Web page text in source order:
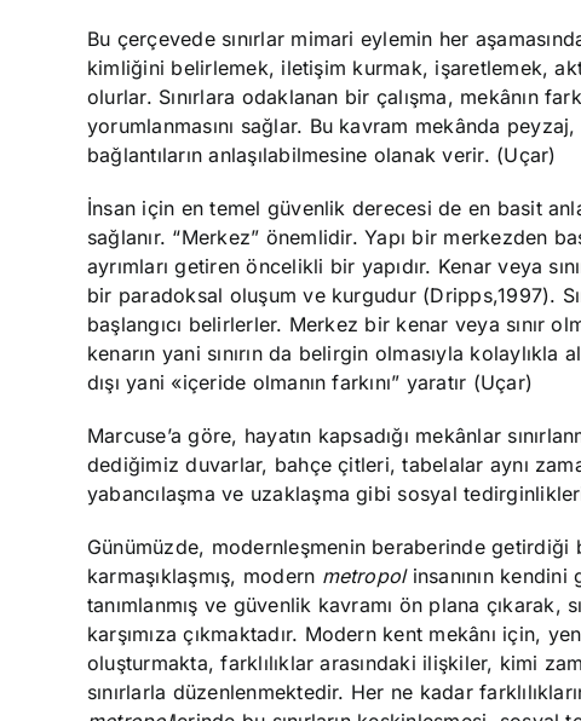
Bu çerçevede sınırlar mimari eylemin her
kimliğini belirlemek, iletişim kurmak, işaretlemek,
olurlar. Sınırlara odaklanan bir çalışma, mekânın
yorumlanmasını sağlar. Bu kavram mekânda
bağlantıların anlaşılabilmesine olanak verir. (Uçar)
İnsan için en temel güvenlik derecesi de en basit
sağlanır. “Merkez” önemlidir. Yapı bir merkezden
ayrımları getiren öncelikli bir yapıdır. Kenar veya
bir paradoksal oluşum ve kurgudur (Dripps,1997).
başlangıcı belirlerler. Merkez bir kenar veya sınır
kenarın yani sınırın da belirgin olmasıyla
dışı yani «içeride olmanın farkını” yaratır (Uçar)
Marcuse’a göre, hayatın kapsadığı mekânlar
dediğimiz duvarlar, bahçe çitleri, tabelalar aynı
yabancılaşma ve uzaklaşma gibi sosyal
Günümüzde, modernleşmenin beraberinde
karmaşıklaşmış, modern metropolinsanının kendini
tanımlanmış ve güvenlik kavramı ön plana
karşımıza çıkmaktadır. Modern kent mekânı için,
oluşturmakta, farklılıklar arasındaki ilişkiler, kimi
sınırlarla düzenlenmektedir. Her ne kadar